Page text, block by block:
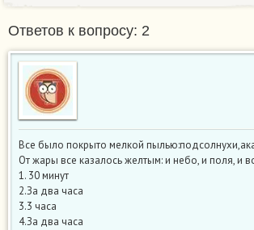
Ответов к вопросу: 2
Все было покрыто мелкой
От жары все казалось желтым: и небо, и поля, и
1. 30 минут
2.За два часа
3.3 часа
4.За два часа